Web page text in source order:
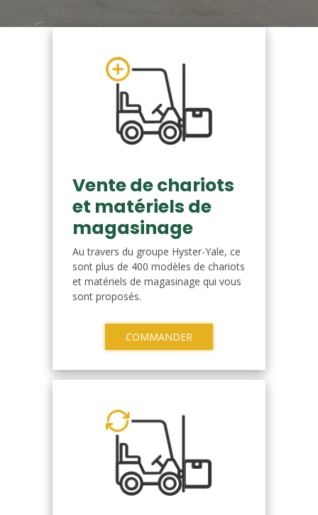
Vente de chariots
et matériels de
magasinage
Au travers du groupe Hyster-Yale, ce
sont plus de 400 modèles de chariots
et matériels de magasinage qui vous
sont proposés.
COMMANDER